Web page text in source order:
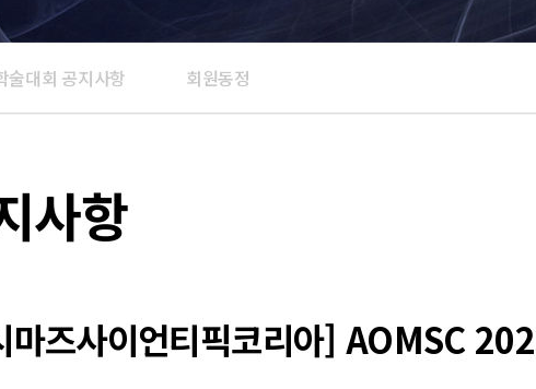
술대회 공지사항 회원동정
사항
마즈사이언티픽코리아] AOMSC